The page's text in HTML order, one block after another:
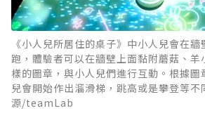
《小人兒所居住的桌子》中小人兒會在
跑，體驗者可以在牆壁上面黏附蘑菇、
樣的圖章，與小人兒們進行互動。根據圖
兒會開始作出溜滑梯，跳高或是攀登等不
源/teamLab